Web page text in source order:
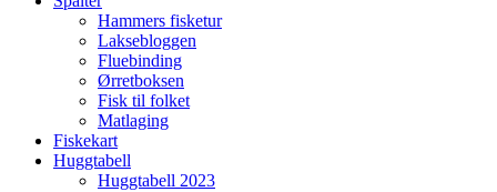
Hammers fisketur
Laksebloggen
Fluebinding
Ørretboksen
Fisk til folket
Matlaging
Fiskekart
Huggtabell
Huggtabell 2023